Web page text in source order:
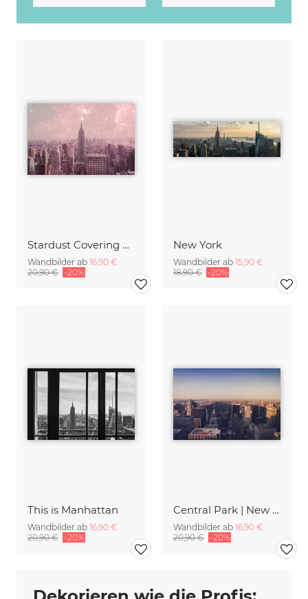
Stardust Covering New York
Wandbilder ab 16,90 €
20,90 € -20%
New York
Wandbilder ab 15,90 €
18,90 € -20%
This is Manhattan
Wandbilder ab 16,90 €
20,90 € -20%
Central Park | New York City
Wandbilder ab 16,90 €
20,90 € -20%